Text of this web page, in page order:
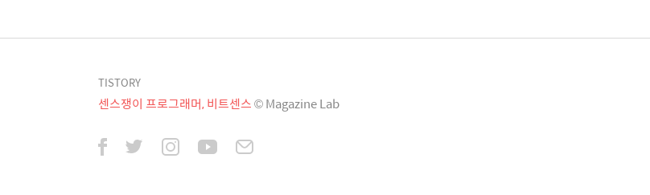
TISTORY
센스쟁이 프로그래머, 비트센스© Magazine Lab